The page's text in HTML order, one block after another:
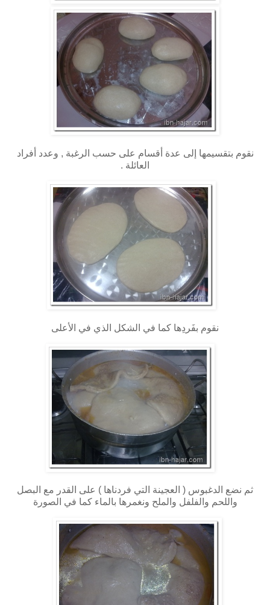
نقوم بتقسيمها إلى عدة أقسام على حسب الرغبة , وعدد أفراد
العائلة .
نقوم بفَردِها كما في الشكل الذي في الأعلى
ثم نضع الدغبوس ( العجينة التي فردناها ) على القدر مع البصل
واللحم والفلفل والملح ونغمرها بالماء كما في الصورة